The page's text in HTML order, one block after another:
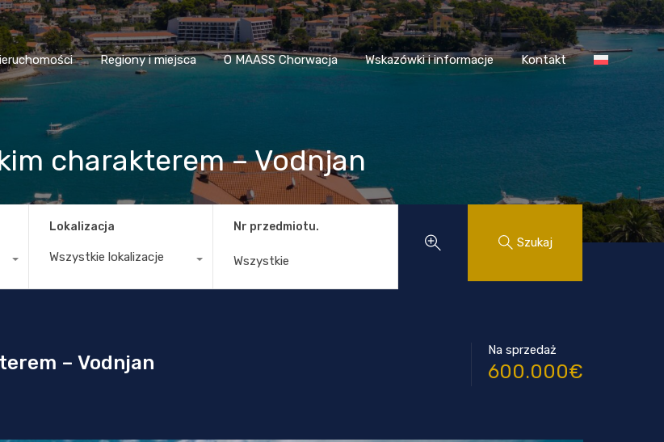
Nieruchomości Regiony i miejsca O MAASS Chorwacja Wskazówki i informacje Kontakt
Regiony i miejsca O MAASS Chorwacja Wskazówki i informacje Kontakt
charakterem – Vodnjan
Lokalizacja
Wszystkie lokalizacje
Nr przedmiotu.
Szukaj
– Vodnjan
Na sprzedaż
600.000€